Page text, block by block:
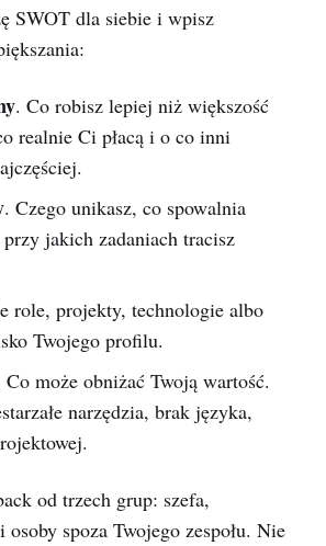
SWOT dla siebie i wpisz
. Co robisz lepiej niż większość
realnie Ci płacą i o co inni
. Czego unikasz, co spowalnia
jakich zadaniach tracisz
role, projekty, technologie albo
Twojego profilu.
Co może obniżać Twoją wartość.
narzędzia, brak języka,
od trzech grup: szefa,
osoby spoza Twojego zespołu. Nie